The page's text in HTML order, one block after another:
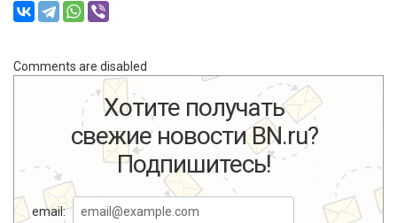
Comments are disabled
Хотите получать
свежие новости BN.ru?
Подпишитесь!
email: